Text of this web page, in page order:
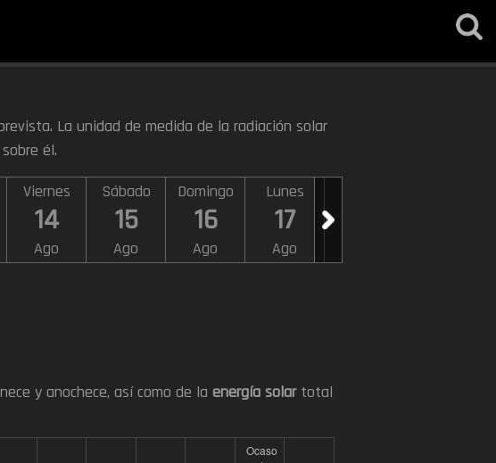
La unidad de medida de la radiación solar
él.
Viernes
14
Ago
Sábado
15
Ago
Domingo
16
Ago
Lunes
17
Ago
y anochece, así como de la energía solartotal